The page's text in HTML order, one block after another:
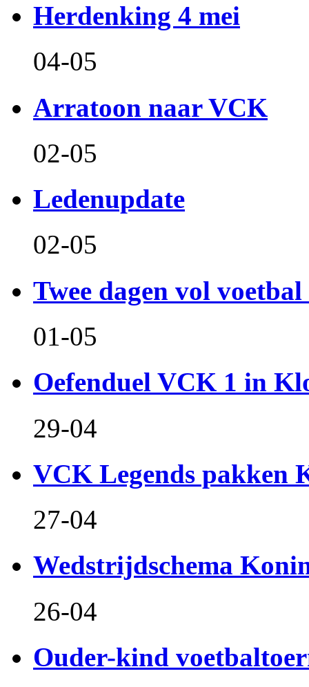
Herdenking 4 mei
04-05
Arratoon naar VCK
02-05
Ledenupdate
02-05
Twee dagen vol
01-05
Oefenduel VCK 1 in
29-04
VCK Legends pakken
27-04
Wedstrijdschema
26-04
Ouder-kind